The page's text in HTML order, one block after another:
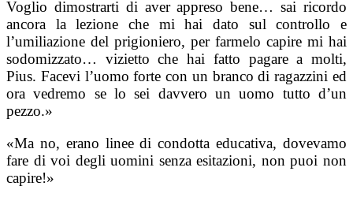
Voglio dimostrarti di aver appreso bene… sai ricordo
ancora la lezione che mi hai dato sul controllo e
l’umiliazione del prigioniero, per farmelo capire mi hai
sodomizzato… vizietto che hai fatto pagare a molti,
Pius. Facevi l’uomo forte con un branco di ragazzini ed
ora vedremo se lo sei davvero un uomo tutto d’un
pezzo.»
«Ma no, erano linee di condotta educativa, dovevamo
fare di voi degli uomini senza esitazioni, non puoi non
capire!»